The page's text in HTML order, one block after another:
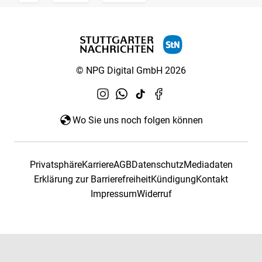
© NPG Digital GmbH 2026
Wo Sie uns noch folgen können
PrivatsphäreKarriereAGBDatenschutzMediadaten
Erklärung zur BarrierefreiheitKündigungKontakt
ImpressumWiderruf